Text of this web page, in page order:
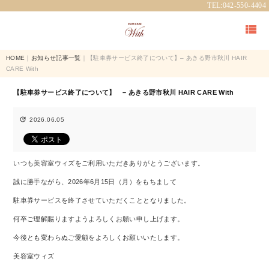
TEL:042-550-4404

HOME お知らせ記事一覧 ｜【駐車券サービス終了について】– あきる野市秋川 HAIR
CARE With
【駐車券サービス終了について】 – あきる野市秋川 HAIR CARE With
 2026.06.05
いつも美容室ウィズをご利用いただきありがとうございます。
誠に勝手ながら、2026年6月15日（月）をもちまして
駐車券サービスを終了させていただくこととなりました。
何卒ご理解賜りますようよろしくお願い申し上げます。
今後とも変わらぬご愛顧をよろしくお願いいたします。
美容室ウィズ